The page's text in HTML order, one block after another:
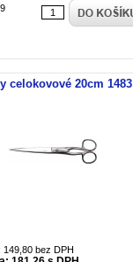
celokovové 20cm 1483
149,80 bez DPH